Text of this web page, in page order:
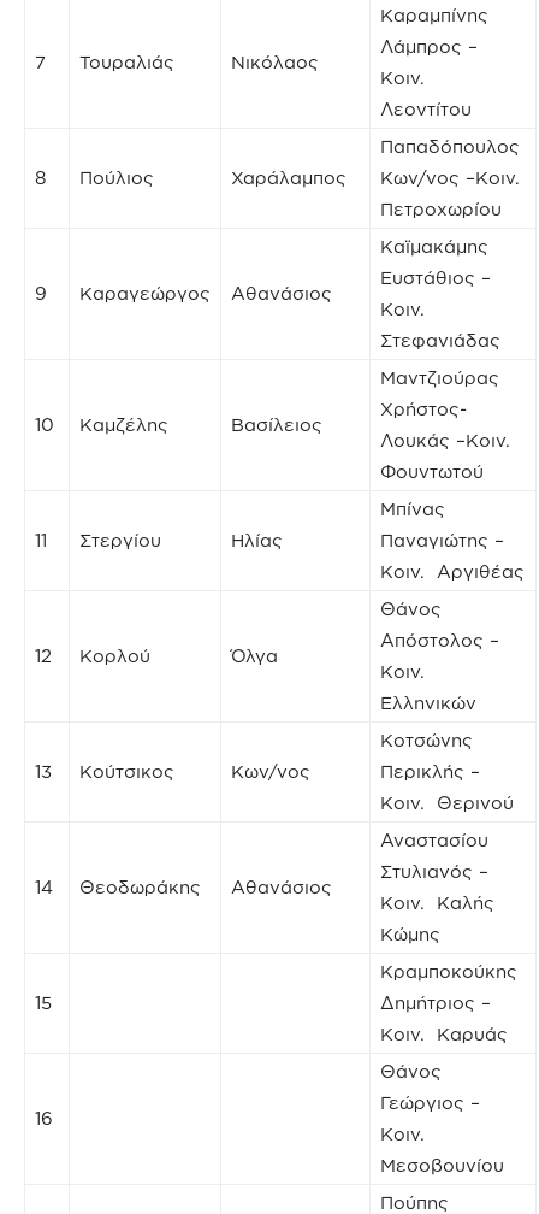
7 Τουραλιάς Νικόλαος
Καραμπίνης
Λάμπρος –
Κοιν.
Λεοντίτου
8 Πούλιος Χαράλαμπος
Παπαδόπουλος
Κων/νος –Κοιν.
Πετροχωρίου
9 Καραγεώργος Αθανάσιος
Καϊμακάμης
Ευστάθιος –
Κοιν.
Στεφανιάδας
10 Καμζέλης Βασίλειος
Μαντζιούρας
Χρήστος-
Λουκάς –Κοιν.
Φουντωτού
11 Στεργίου Ηλίας
Μπίνας
Παναγιώτης –
Κοιν. Αργιθέας
12 Κορλού Όλγα
Θάνος
Απόστολος –
Κοιν.
Ελληνικών
13 Κούτσικος Κων/νος
Κοτσώνης
Περικλής –
Κοιν. Θερινού
14 Θεοδωράκης Αθανάσιος
Αναστασίου
Στυλιανός –
Κοιν. Καλής
Κώμης
15
Κραμποκούκης
Δημήτριος –
Κοιν. Καρυάς
16
Θάνος
Γεώργιος –
Κοιν.
Μεσοβουνίου
Πούπης